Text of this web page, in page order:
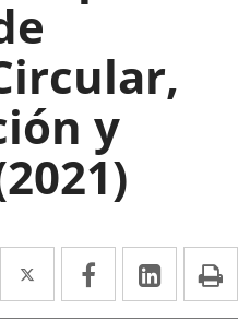
y
Twitter
Enlace
a
Facebook
Enlace
a
Enlace
a